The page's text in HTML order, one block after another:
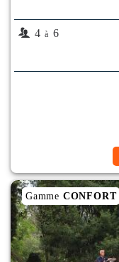
4 à 6
Gamme CONFORT